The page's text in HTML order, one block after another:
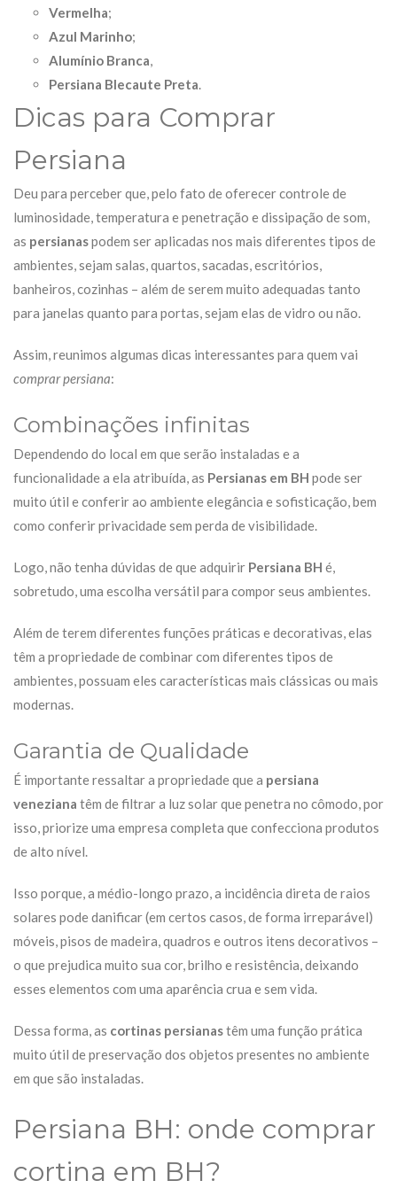
Vermelha;
Azul Marinho;
Alumínio Branca
Persiana Blecaute Preta
Dicas para Comprar
Persiana
Deu para perceber que, pelo fato de oferecer controle de
luminosidade, temperatura e penetração e dissipação de som,
as persianaspodem ser aplicadas nos mais diferentes tipos de
ambientes, sejam salas, quartos, sacadas, escritórios,
banheiros, cozinhas – além de serem muito adequadas tanto
para janelas quanto para portas, sejam elas de vidro ou não.
Assim, reunimos algumas dicas interessantes para quem vai
comprar persiana:
Combinações infinitas
Dependendo do local em que serão instaladas e a
funcionalidade a ela atribuída, as Persianas em BH pode ser
muito útil e conferir ao ambiente elegância e sofisticação, bem
como conferir privacidade sem perda de visibilidade.
Logo, não tenha dúvidas de que adquirir Persiana BH é,
sobretudo, uma escolha versátil para compor seus ambientes.
Além de terem diferentes funções práticas e decorativas, elas
têm a propriedade de combinar com diferentes tipos de
ambientes, possuam eles características mais clássicas ou mais
modernas.
Garantia de Qualidade
É importante ressaltar a propriedade que a persiana
veneziana têm de filtrar a luz solar que penetra no cômodo, por
isso, priorize uma empresa completa que confecciona produtos
de alto nível.
Isso porque, a médio-longo prazo, a incidência direta de raios
solares pode danificar (em certos casos, de forma irreparável)
móveis, pisos de madeira, quadros e outros itens decorativos –
o que prejudica muito sua cor, brilho e resistência, deixando
esses elementos com uma aparência crua e sem vida.
Dessa forma, as cortinas persianastêm uma função prática
muito útil de preservação dos objetos presentes no ambiente
em que são instaladas.
Persiana BH: onde comprar
cortina em BH?